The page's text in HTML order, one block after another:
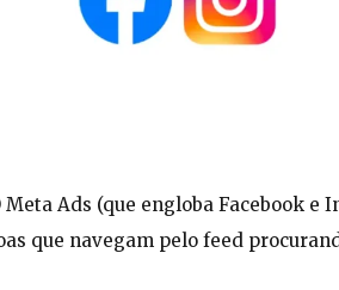
Ads (que engloba Facebook e
que navegam pelo feed